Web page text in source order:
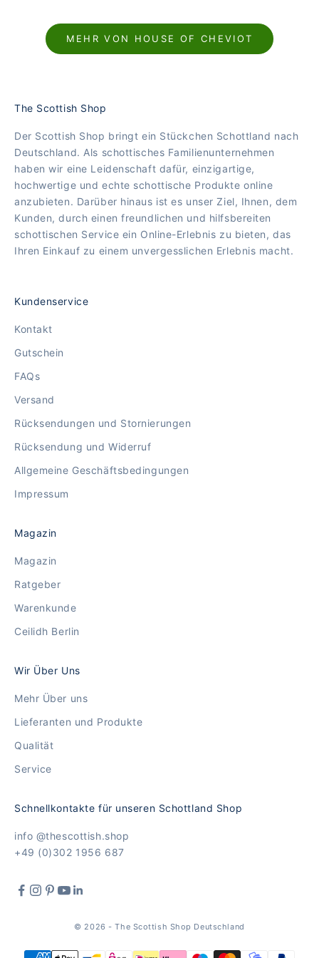
MEHR VON HOUSE OF CHEVIOT
The Scottish Shop
Der Scottish Shop bringt ein Stückchen Schottland nach
Deutschland. Als schottisches Familienunternehmen
haben wir eine Leidenschaft dafür, einzigartige,
hochwertige und echte schottische Produkte online
anzubieten. Darüber hinaus ist es unser Ziel, Ihnen, dem
Kunden, durch einen freundlichen und hilfsbereiten
schottischen Service ein Online-Erlebnis zu bieten, das
Ihren Einkauf zu einem unvergesslichen Erlebnis macht.
Kundenservice
Kontakt
Gutschein
FAQs
Versand
Rücksendungen und Stornierungen
Rücksendung und Widerruf
Allgemeine Geschäftsbedingungen
Impressum
Magazin
Magazin
Ratgeber
Warenkunde
Ceilidh Berlin
Wir Über Uns
Mehr Über uns
Lieferanten und Produkte
Qualität
Service
Schnellkontakte für unseren Schottland Shop
info @thescottish.shop
+49 (0)302 1956 687
© 2026 - The Scottish Shop Deutschland